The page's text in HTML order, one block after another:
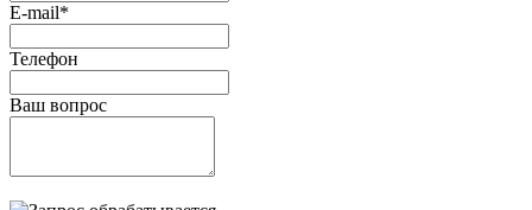
E-mail*
Телефон
Ваш вопрос